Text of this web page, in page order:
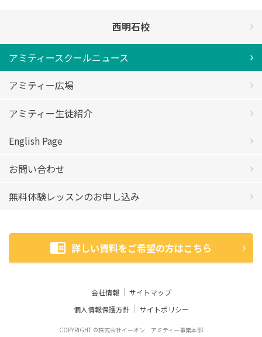
西明石校
アミティースクールニュース
アミティー広場
アミティー生徒紹介
English Page
お問い合わせ
無料体験レッスンのお申し込み
詳しい資料をご希望の方はこちら
会社情報
サイトマップ
個人情報保護方針
サイトポリシー
COPYRIGHT ©株式会社イーオン アミティー事業本部